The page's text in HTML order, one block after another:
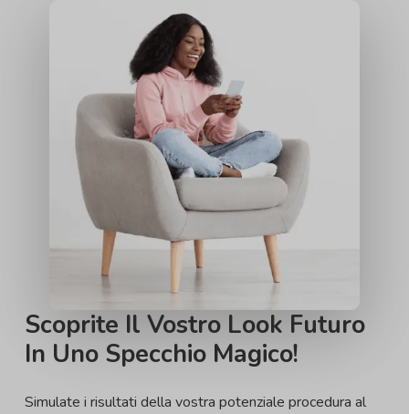
Scoprite Il Vostro Look Futuro
In Uno Specchio Magico!
Simulate i risultati della vostra potenziale procedura al